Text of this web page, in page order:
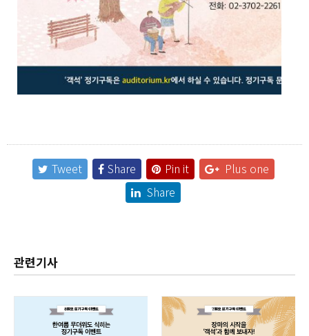
Tweet Share Pin it
Plus one
Share
관련기사